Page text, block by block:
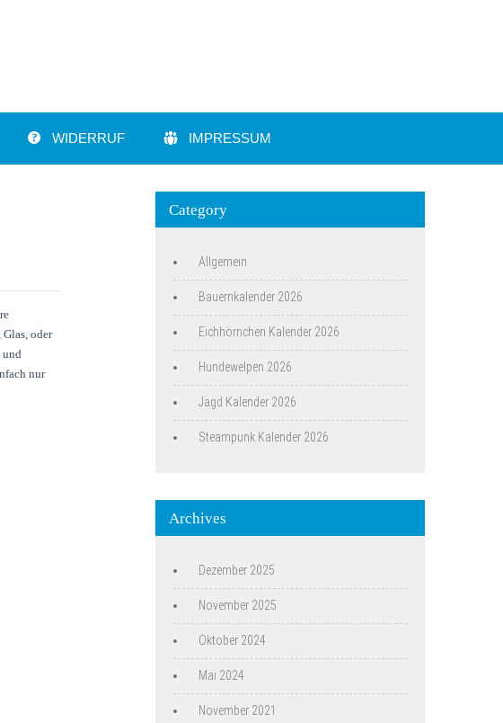
WIDERRUF IMPRESSUM
oder
und
nur
Category
Allgemein
Bauernkalender 2026
Eichhörnchen Kalender 2026
Hundewelpen 2026
Jagd Kalender 2026
Steampunk Kalender 2026
Archives
Dezember 2025
November 2025
Oktober 2024
Mai 2024
November 2021